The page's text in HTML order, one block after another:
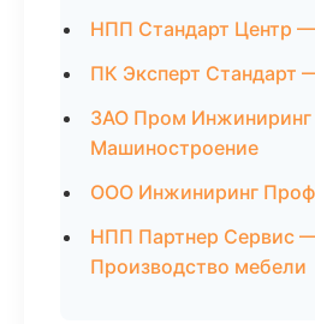
НПП Стандарт Центр —
ПК Эксперт Стандарт
ЗАО Пром
Машиностроение
ООО Инжиниринг
НПП Партнер Сервис
Производство мебели